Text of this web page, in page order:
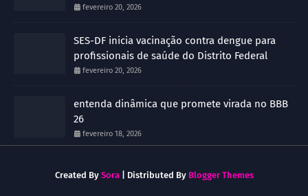
fevereiro 20, 2026
SES-DF inicia vacinação contra dengue para
profissionais de saúde do Distrito Federal
fevereiro 20, 2026
entenda dinâmica que promete virada no BBB
26
fevereiro 18, 2026
Created By Sora| Distributed By Blogger Themes